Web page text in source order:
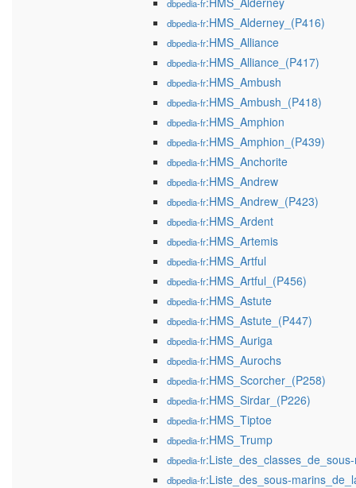
dbpedia-fr
dbpedia-fr:HMS_Alderney_(P416)
dbpedia-fr:HMS_Alliance
dbpedia-fr:HMS_Alliance_(P417)
dbpedia-fr:HMS_Ambush
dbpedia-fr:HMS_Ambush_(P418)
dbpedia-fr:HMS_Amphion
dbpedia-fr:HMS_Amphion_(P439)
dbpedia-fr:HMS_Anchorite
dbpedia-fr:HMS_Andrew
dbpedia-fr:HMS_Andrew_(P423)
dbpedia-fr:HMS_Ardent
dbpedia-fr:HMS_Artemis
dbpedia-fr:HMS_Artful
dbpedia-fr:HMS_Artful_(P456)
dbpedia-fr:HMS_Astute
dbpedia-fr:HMS_Astute_(P447)
dbpedia-fr:HMS_Auriga
dbpedia-fr:HMS_Aurochs
dbpedia-fr:HMS_Scorcher_(P258)
dbpedia-fr:HMS_Sirdar_(P226)
dbpedia-fr:HMS_Tiptoe
dbpedia-fr:HMS_Trump
dbpedia-fr
dbpedia-fr:Liste_des_sous-